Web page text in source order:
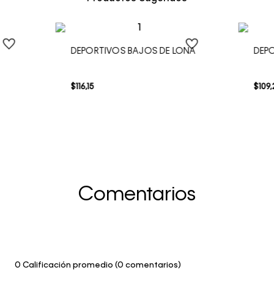
DEPORTIVOS BAJOS DE LONA
$116,15 $109,
Comentarios
0 Calificación promedio (0 comentarios)